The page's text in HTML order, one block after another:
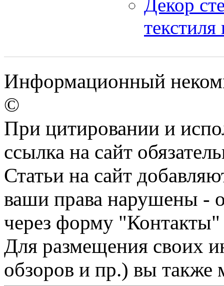
Декор
Информационный
©
При цитировании и
ссылка на сайт
Статьи на сайт
ваши права нарушены -
через форму "Контакты"
Для размещения своих
обзоров и пр.) вы также